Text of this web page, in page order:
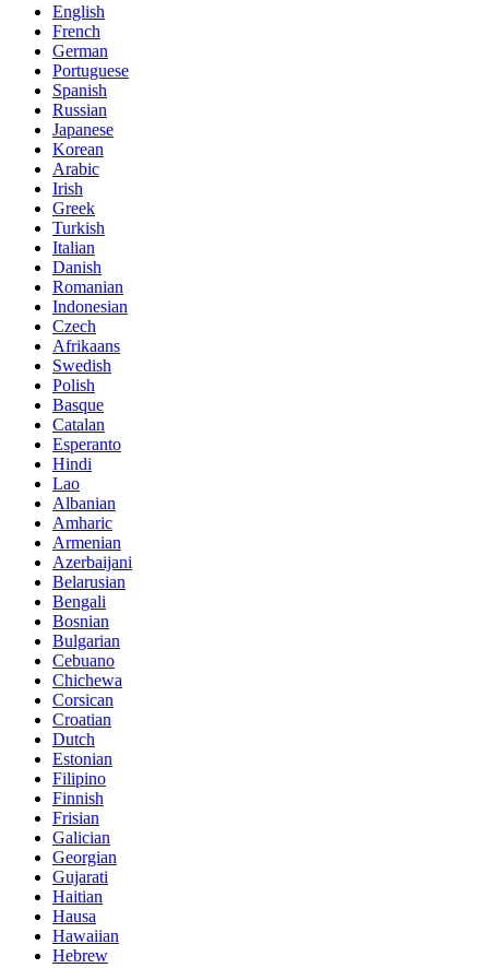
English
French
German
Portuguese
Spanish
Russian
Japanese
Korean
Arabic
Irish
Greek
Turkish
Italian
Danish
Romanian
Indonesian
Czech
Afrikaans
Swedish
Polish
Basque
Catalan
Esperanto
Hindi
Lao
Albanian
Amharic
Armenian
Azerbaijani
Belarusian
Bengali
Bosnian
Bulgarian
Cebuano
Chichewa
Corsican
Croatian
Dutch
Estonian
Filipino
Finnish
Frisian
Galician
Georgian
Gujarati
Haitian
Hausa
Hawaiian
Hebrew